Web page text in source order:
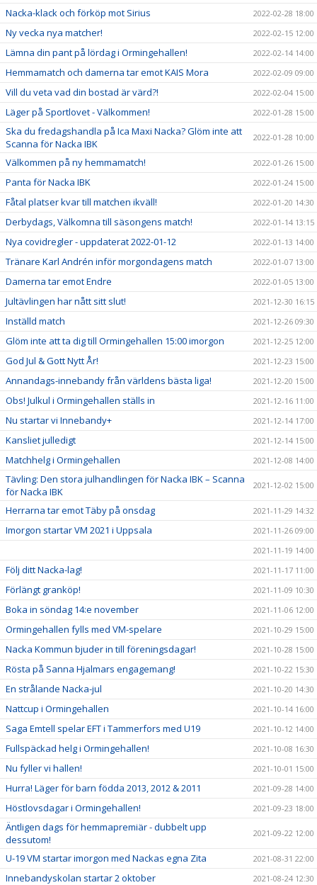
Nacka-klack och förköp mot Sirius 2022-02-28 18:00
Ny vecka nya matcher! 2022-02-15 12:00
Lämna din pant på lördag i Ormingehallen! 2022-02-14 14:00
Hemmamatch och damerna tar emot KAIS Mora 2022-02-09 09:00
Vill du veta vad din bostad är värd?! 2022-02-04 15:00
Läger på Sportlovet - Välkommen! 2022-01-28 15:00
Ska du fredagshandla på Ica Maxi Nacka? Glöm inte att
Scanna för Nacka IBK
2022-01-28 10:00
Välkommen på ny hemmamatch! 2022-01-26 15:00
Panta för Nacka IBK 2022-01-24 15:00
Fåtal platser kvar till matchen ikväll! 2022-01-20 14:30
Derbydags, Välkomna till säsongens match! 2022-01-14 13:15
Nya covidregler - uppdaterat 2022-01-12 2022-01-13 14:00
Tränare Karl Andrén inför morgondagens match 2022-01-07 13:00
Damerna tar emot Endre 2022-01-05 13:00
Jultävlingen har nått sitt slut! 2021-12-30 16:15
Inställd match 2021-12-26 09:30
Glöm inte att ta dig till Ormingehallen 15:00 imorgon 2021-12-25 12:00
God Jul & Gott Nytt År! 2021-12-23 15:00
Annandags-innebandy från världens bästa liga! 2021-12-20 15:00
Obs! Julkul i Ormingehallen ställs in 2021-12-16 11:00
Nu startar vi Innebandy+ 2021-12-14 17:00
Kansliet julledigt 2021-12-14 15:00
Matchhelg i Ormingehallen 2021-12-08 14:00
Tävling: Den stora julhandlingen för Nacka IBK – Scanna
för Nacka IBK
2021-12-02 15:00
Herrarna tar emot Täby på onsdag 2021-11-29 14:32
Imorgon startar VM 2021 i Uppsala
2021-11-26 09:00
2021-11-19 14:00
Följ ditt Nacka-lag! 2021-11-17 11:00
Förlängt granköp! 2021-11-09 10:30
Boka in söndag 14:e november 2021-11-06 12:00
Ormingehallen fylls med VM-spelare 2021-10-29 15:00
Nacka Kommun bjuder in till föreningsdagar! 2021-10-28 15:00
Rösta på Sanna Hjalmars engagemang! 2021-10-22 15:30
En strålande Nacka-jul 2021-10-20 14:30
Nattcup i Ormingehallen 2021-10-14 16:00
Saga Emtell spelar EFT i Tammerfors med U19 2021-10-12 14:00
Fullspäckad helg i Ormingehallen! 2021-10-08 16:30
Nu fyller vi hallen! 2021-10-01 15:00
Hurra! Läger för barn födda 2013, 2012 & 2011 2021-09-28 14:00
Höstlovsdagar i Ormingehallen! 2021-09-23 18:00
Äntligen dags för hemmapremiär - dubbelt upp
dessutom!
2021-09-22 12:00
U-19 VM startar imorgon med Nackas egna Zita 2021-08-31 22:00
Innebandyskolan startar 2 oktober 2021-08-24 12:30